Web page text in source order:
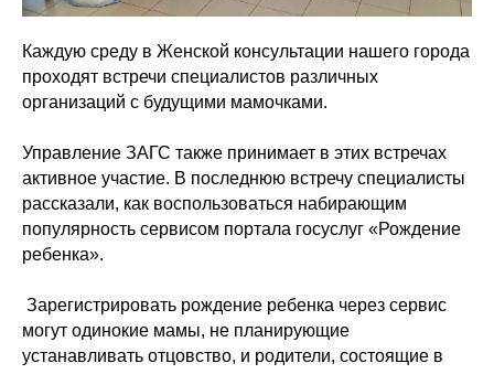
Каждую среду в Женской консультации нашего города
проходят встречи специалистов различных
организаций с будущими мамочками.
Управление ЗАГС также принимает в этих встречах
активное участие. В последнюю встречу специалисты
рассказали, как воспользоваться набирающим
популярность сервисом портала госуслуг «Рождение
ребенка».
Зарегистрировать рождение ребенка через сервис
могут одинокие мамы, не планирующие
устанавливать отцовство, и родители, состоящие в